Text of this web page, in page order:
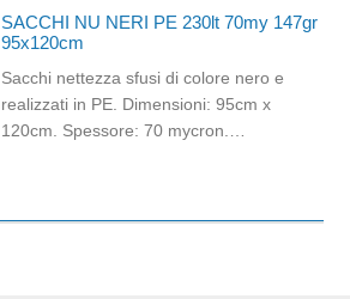
superfici tessili e in concomitanza con
SACCHI NU NERI PE 230lt 70my 147gr
95x120cm
Sacchi nettezza sfusi di colore nero e
realizzati in PE. Dimensioni: 95cm x
120cm. Spessore: 70 mycron.